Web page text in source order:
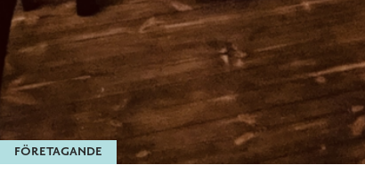
FÖRETAGANDE